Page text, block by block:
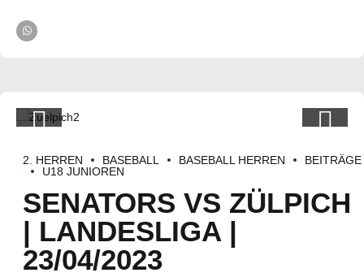
2. HERREN BASEBALL BASEBALL HERREN
BEITRÄGE
U18 JUNIOREN
SENATORS VS ZÜLPICH
| LANDESLIGA |
23/04/2023